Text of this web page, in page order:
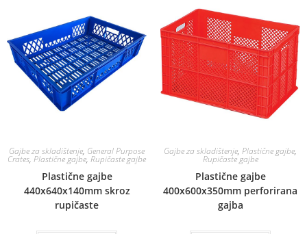
Gajbe za skladištenje, General Purpose
Crates, Plastične gajbe, Rupičaste gajbe
Plastične gajbe
440x640x140mm skroz
rupičaste
Gajbe za skladištenje, Plastične gajbe,
Rupičaste gajbe
Plastične gajbe
400x600x350mm perforirana
gajba